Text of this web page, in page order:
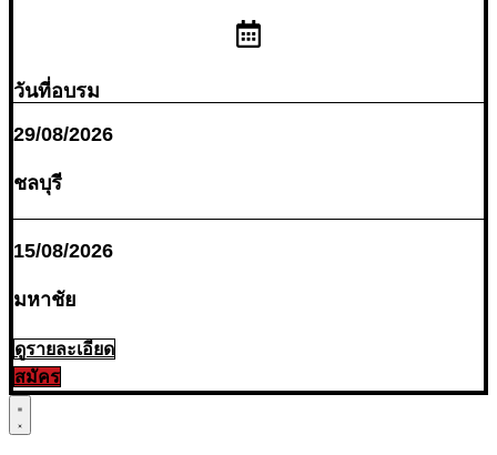
วันที่อบรม
29/08/2026
ชลบุรี
15/08/2026
มหาชัย
ดูรายละเอียด
สมัคร